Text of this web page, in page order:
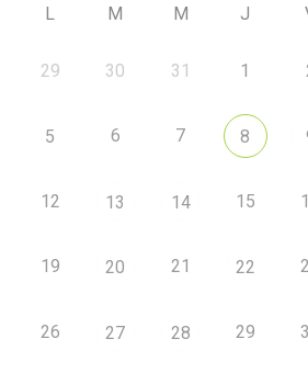
L M M J
29 30 31 1
5 6 7 8
12 13 14 15
19 20 21 22
26 27 28 29